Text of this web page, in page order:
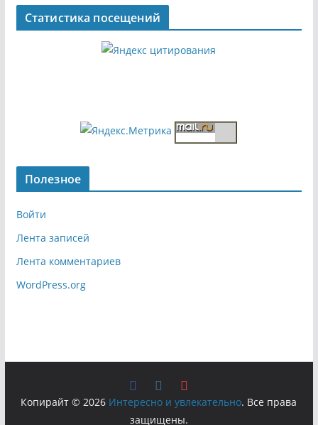
Статистика посещений
Полезное
Войти
Лента записей
Лента комментариев
WordPress.org
Копирайт © 2026 Интересно и увлекательно. Все права
защищены.